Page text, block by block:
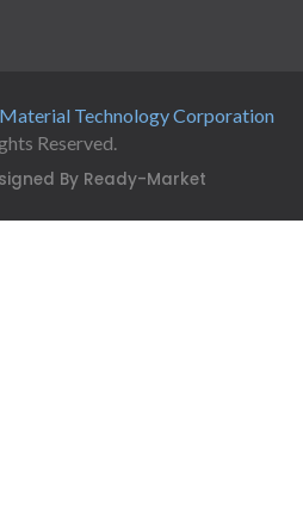
Technology Corporation
Reserved.
By Ready-Market